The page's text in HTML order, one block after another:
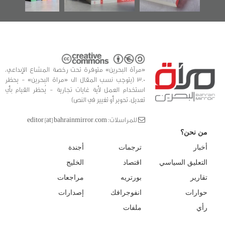
«مرآة البحرين» متوفرة تحت رخصة المشاع الإبداعي،
3.0 (يتوجب نسب المقال الى «مراة البحرين» - يحظر
استخدام العمل لأية غايات تجارية - يُحظر القيام بأي
تعديل، تحوير أو تغيير في النص)
للمراسلات: editor [at] bahrainmirror.com
من نحن؟
أخبار
التعليق السياسي
تقارير
حوارات
رأي
ترجمات
اقتصاد
بورتريه
انفوجرافك
ملفات
أجندة
الخليج
مراجعات
إصدارات